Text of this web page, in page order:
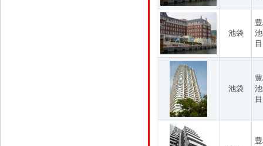
池袋
池袋
目